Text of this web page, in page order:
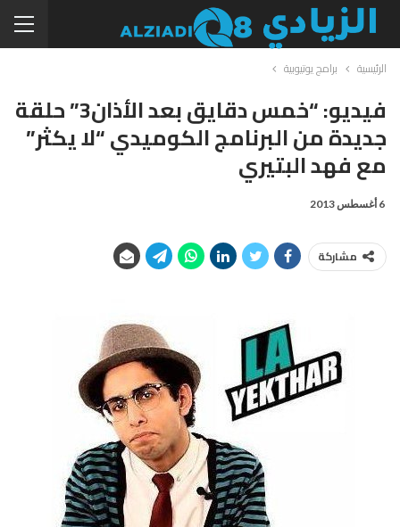
الرئيسية برامج يوتيوبية
فيديو: “خمس دقايق بعد الأذان3” حلقة
جديدة من البرنامج الكوميدي “لا يكثر”
مع فهد البتيري
6 أغسطس 2013
مشاركة